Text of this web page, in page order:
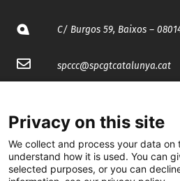
C/ Burgos 59, Baixos –
spccc@spcgtcatalunya.cat
@CGTCatalunya
cgtcatalunya
Privacy on this site
We collect and process your data on
understand how it is used. You can
selected purposes, or you can